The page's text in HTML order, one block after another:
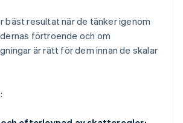
bäst resultat när de tänker igenom
förtroende och om
är rätt för dem innan de skalar